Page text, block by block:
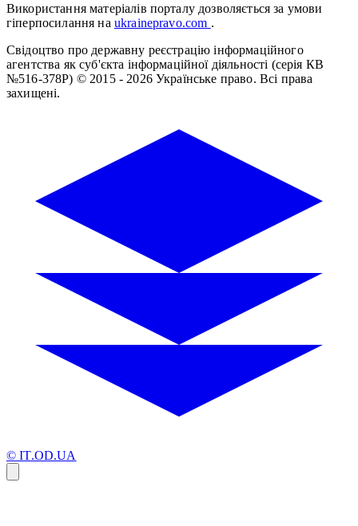
Використання матеріалів порталу дозволяється за умови
гіперпосилання на ukrainepravo.com .
Свідоцтво про державну реєстрацію інформаційного
агентства як суб'єкта інформаційної діяльності (серія КВ
№516-378Р) © 2015 - 2026 Українське право. Всі права
захищені.
© IT.OD.UA